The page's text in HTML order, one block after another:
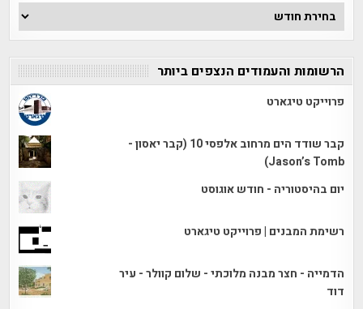
ארכיון
הכתבות
הרשומות והעמודים הנצפים ביותר
פרוייקט טיגארט
קבר שודד הים מרחוב אלפסי 10 (קבר יאסון -
Jason’s Tomb)
יום בהיסטוריה - חודש אוגוסט
רשימת המבנים | פרוייקט טיגארט
הדמייה - חצר מבנה מלוכתי - שלום קוולר - עיר
דוד